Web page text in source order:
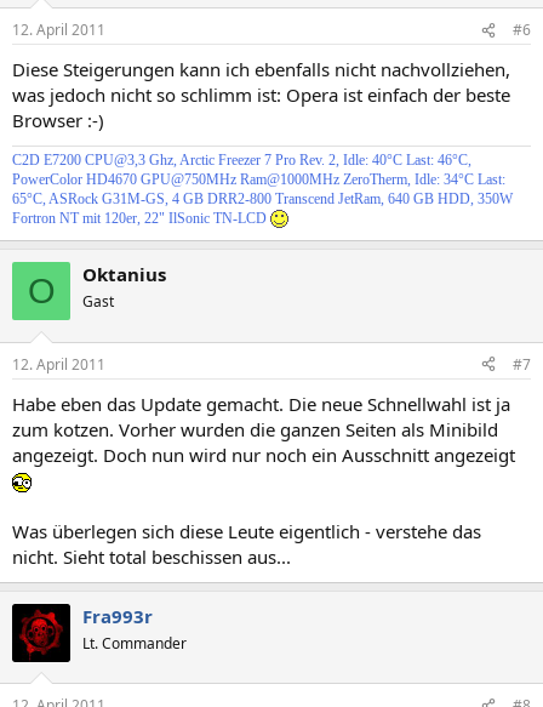
12. April 2011 #6
Diese Steigerungen kann ich ebenfalls nicht nachvollziehen,
was jedoch nicht so schlimm ist: Opera ist einfach der beste
Browser :-)
C2D E7200 CPU@3,3 Ghz, Arctic Freezer 7 Pro Rev. 2, Idle: 40°C Last: 46°C,
PowerColor HD4670 GPU@750MHz Ram@1000MHz ZeroTherm, Idle: 34°C Last:
65°C, ASRock G31M-GS, 4 GB DRR2-800 Transcend JetRam, 640 GB HDD, 350W
Fortron NT mit 120er, 22" IlSonic TN-LCD
O Oktanius
Gast
12. April 2011 #7
Habe eben das Update gemacht. Die neue Schnellwahl ist ja
zum kotzen. Vorher wurden die ganzen Seiten als Minibild
angezeigt. Doch nun wird nur noch ein Ausschnitt angezeigt
Was überlegen sich diese Leute eigentlich - verstehe das
nicht. Sieht total beschissen aus...
Fra993r
Lt. Commander